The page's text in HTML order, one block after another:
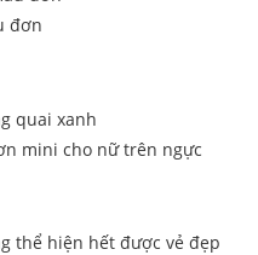
đơn
mini cho nữ trên ngực
thể hiện hết được vẻ đẹp